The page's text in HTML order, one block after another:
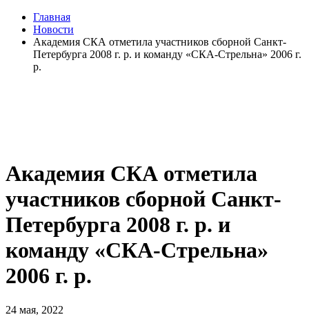
Главная
Новости
Академия СКА отметила участников сборной Санкт-
Петербурга 2008 г. р. и команду «СКА-Стрельна» 2006 г.
р.
Академия СКА отметила
участников сборной Санкт-
Петербурга 2008 г. р. и
команду «СКА-Стрельна»
2006 г. р.
24 мая, 2022